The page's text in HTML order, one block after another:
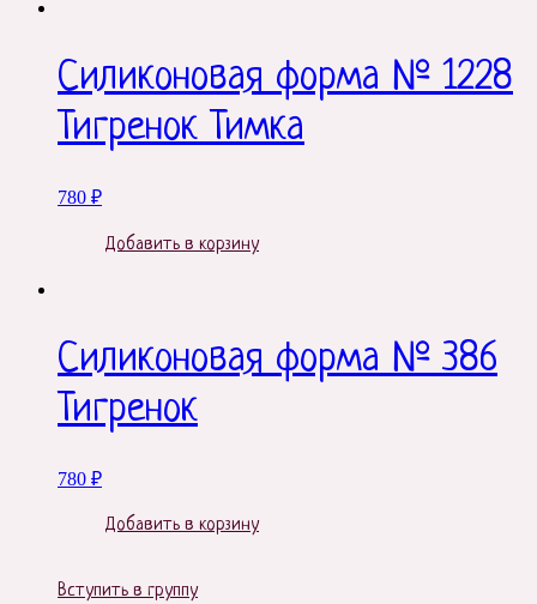
Силиконовая форма № 1228
Тигренок Тимка
780 ₽
Добавить в корзину
Силиконовая форма № 386
Тигренок
780 ₽
Добавить в корзину
Вступить в группу